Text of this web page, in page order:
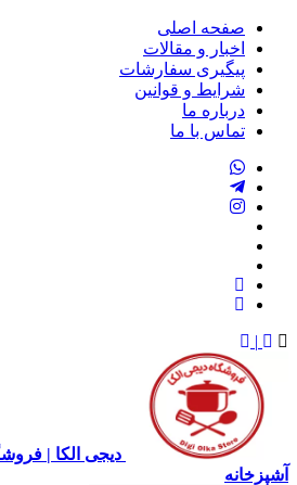
صفحه اصلی
اخبار و مقالات
پیگیری سفارشات
شرایط و قوانین
درباره ما
تماس با ما
|
دیجی الکا |
آشپزخانه